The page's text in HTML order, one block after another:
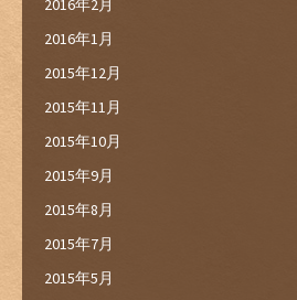
2016年2月
2016年1月
2015年12月
2015年11月
2015年10月
2015年9月
2015年8月
2015年7月
2015年5月